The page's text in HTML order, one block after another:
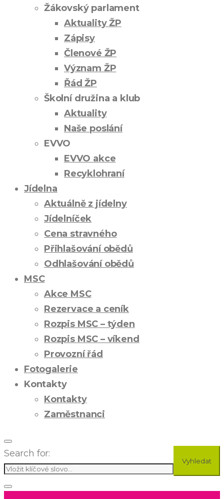
Žákovský parlament
Aktuality ŽP
Zápisy
Členové ŽP
Význam ŽP
Řád ŽP
Školní družina a klub
Aktuality
Naše poslání
EVVO
EVVO akce
Recyklohraní
Jídelna
Aktuálně z jídelny
Jídelníček
Cena stravného
Přihlašování obědů
Odhlašování obědů
MSC
Akce MSC
Rezervace a ceník
Rozpis MSC – týden
Rozpis MSC – víkend
Provozní řád
Fotogalerie
Kontakty
Kontakty
Zaměstnanci
Search for:
Vyhledat